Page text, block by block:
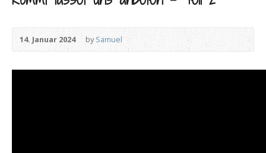
14. Januar 2024 bySamuel